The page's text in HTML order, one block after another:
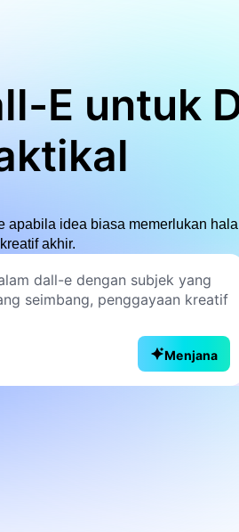
E untuk
idea biasa memerlukan
akhir.
Menjana